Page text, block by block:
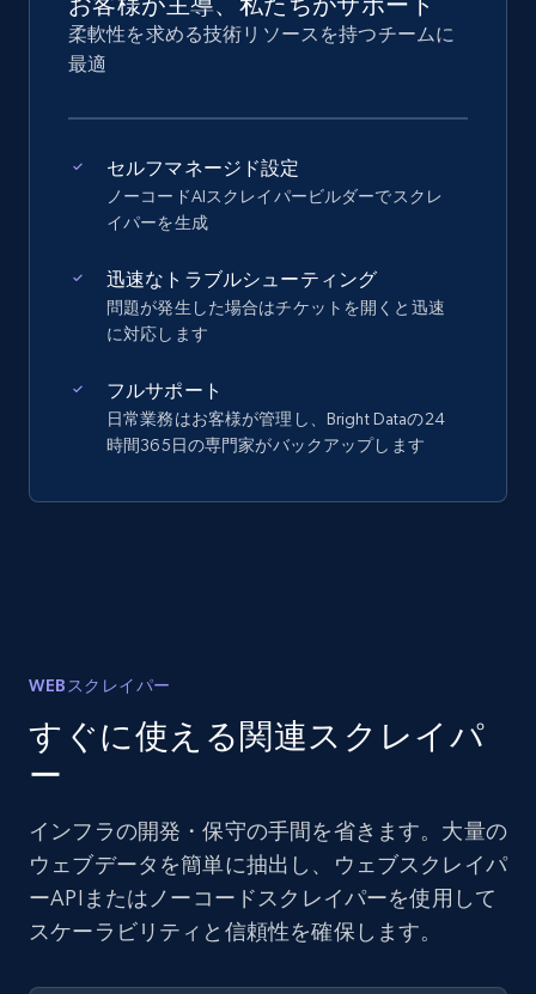
柔軟性を求める技術リソースを持つチームに
最適
セルフマネージド設定
ノーコードAIスクレイパービルダーでスクレ
イパーを生成
迅速なトラブルシューティング
問題が発生した場合はチケットを開くと迅速
に対応します
フルサポート
日常業務はお客様が管理し、Bright Dataの24
時間365日の専門家がバックアップします
WEBスクレイパー
すぐに使える関連スクレイパ
ー
インフラの開発・保守の手間を省きます。大量の
ウェブデータを簡単に抽出し、ウェブスクレイパ
ーAPIまたはノーコードスクレイパーを使用して
スケーラビリティと信頼性を確保します。